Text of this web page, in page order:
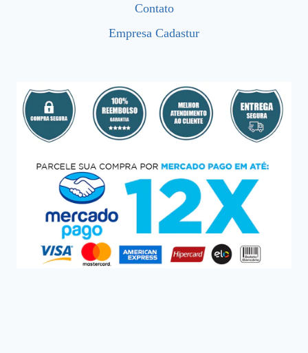
Contato
Empresa Cadastur